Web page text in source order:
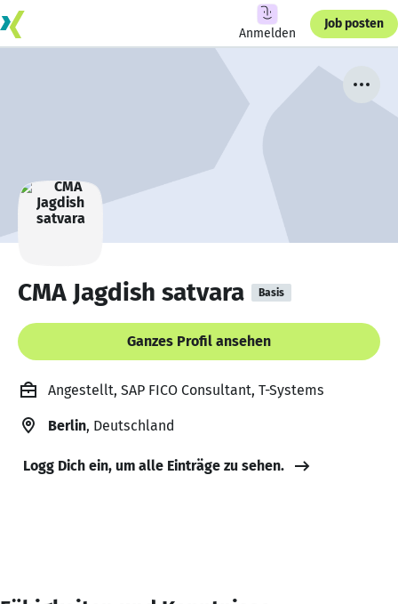
Anmelden
Job posten
CMA Jagdish satvara Basis
Ganzes Profil ansehen
Angestellt, SAP FICO Consultant, T-Systems
Berlin, Deutschland
Logg Dich ein, um alle Einträge zu sehen.